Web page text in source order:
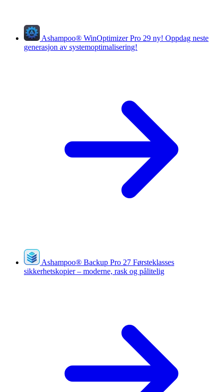
Ashampoo® WinOptimizer Pro 29 ny! Oppdag neste
generasjon av systemoptimalisering!
Ashampoo® Backup Pro 27 Førsteklasses
sikkerhetskopier – moderne, rask og pålitelig